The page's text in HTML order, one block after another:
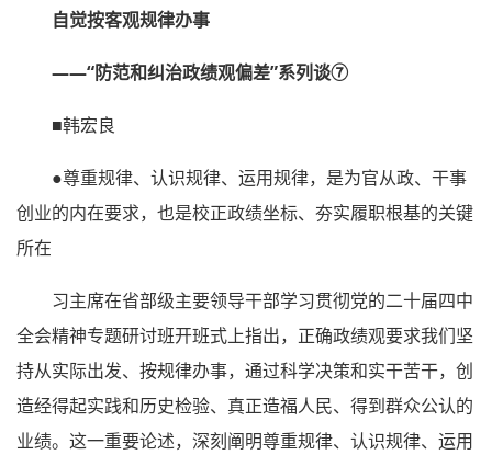
自觉按客观规律办事
——“防范和纠治政绩观偏差”系列谈⑦
■韩宏良
●尊重规律、认识规律、运用规律，是为官从政、干事
创业的内在要求，也是校正政绩坐标、夯实履职根基的关键
所在
习主席在省部级主要领导干部学习贯彻党的二十届四中
全会精神专题研讨班开班式上指出，正确政绩观要求我们坚
持从实际出发、按规律办事，通过科学决策和实干苦干，创
造经得起实践和历史检验、真正造福人民、得到群众公认的
业绩。这一重要论述，深刻阐明尊重规律、认识规律、运用